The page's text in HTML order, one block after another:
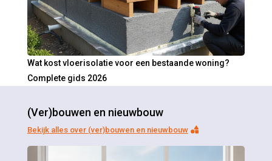
Wat kost vloerisolatie voor een bestaande woning?
Complete gids 2026
(Ver)bouwen en nieuwbouw
Bekijk alles over (ver)bouwen en nieuwbouw